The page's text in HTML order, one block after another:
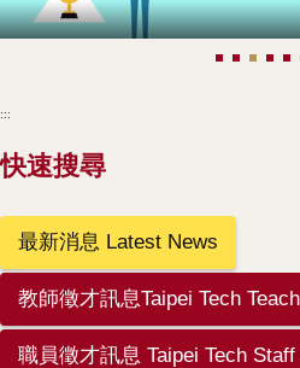
:::
快速搜尋
最新消息 Latest News
教師徵才訊息Taipei Tech
職員徵才訊息 Taipei Tech